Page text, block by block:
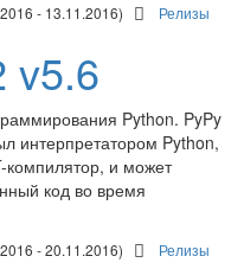
- 13.11.2016) Релизы
v5.6
Python. PyPy
интерпретатором Python,
и может
код во время
- 20.11.2016) Релизы